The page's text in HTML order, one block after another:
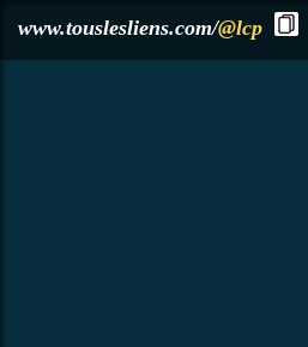
www.touslesliens.com/@lcp